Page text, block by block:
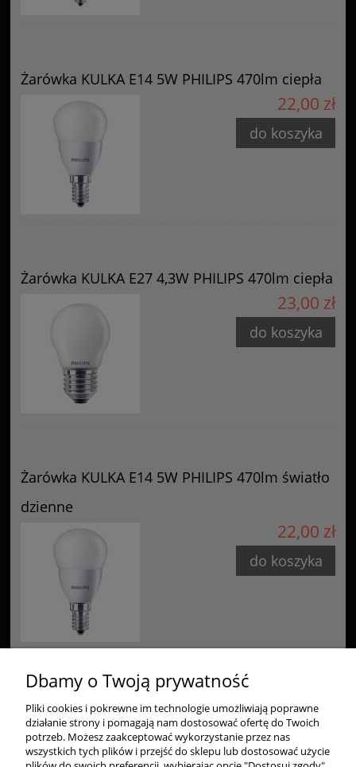
Żarówka KULKA E14 5W PHILIPS 470lm ciepła
22,00 zł
do koszyka
Żarówka KULKA E27 4,3W PHILIPS 470lm ciepła
23,00 zł
do koszyka
Żarówka KULKA E14 5W PHILIPS 470lm światło
dzienne
22,00 zł
do koszyka
Zakupy
Pomoc
Dbamy o Twoją prywatność
Pliki cookies i pokrewne im technologie umożliwiają poprawne
działanie strony i pomagają nam dostosować ofertę do Twoich
potrzeb. Możesz zaakceptować wykorzystanie przez nas
wszystkich tych plików i przejść do sklepu lub dostosować użycie